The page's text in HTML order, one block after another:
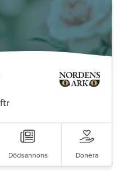
Dödsannons Donera